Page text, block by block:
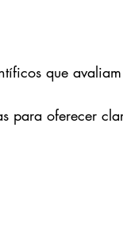
que
para oferecer